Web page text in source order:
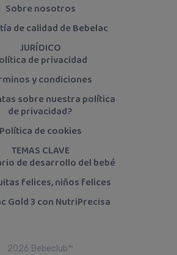
Sobre nosotros
de calidad de Bebelac
JURÍDICO
de privacidad
y condiciones
sobre nuestra política
de privacidad?
Política de cookies
TEMAS CLAVE
de desarrollo del bebé
felices, niños felices
Gold 3 con NutriPrecisa
2026 Bebeclub™